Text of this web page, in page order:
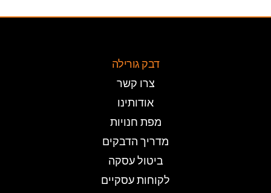
דבק גורילה
צרו קשר
אודותינו
מפת חנויות
מדריך הדבקים
ביטול עסקה
לקוחות עסקיים